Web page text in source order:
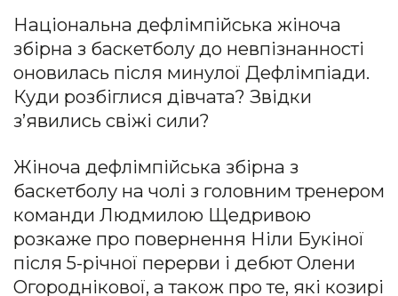
Національна дефлімпійська жіноча
збірна з баскетболу до невпізнанності
оновилаcь після минулої Дефлімпіади.
Куди розбіглися дівчата? Звідки
з’явились свіжі сили?
Жіноча дефлімпійська збірна з
баскетболу на чолі з головним тренером
команди Людмилою Щедривою
розкаже про повернення Ніли Букіної
після 5-річної перерви і дебют Олени
Огороднікової, а також про те, які козирі